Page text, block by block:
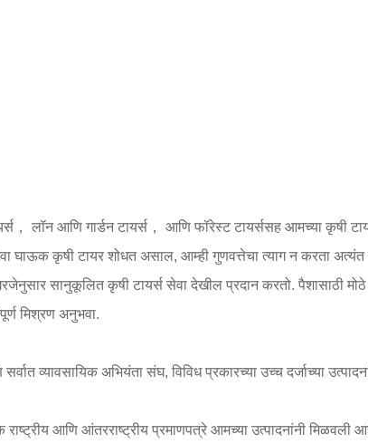
， लॉन आणि गार्डन टायर्स， आणि फॉरेस्ट टायर्ससह आमच्या कृषी
घाऊक कृषी टायर शोधत असाल, आम्ही गुणवत्तेचा त्याग न करता
सानुकूलित कृषी टायर्स सेवा देखील प्रदान करतो. पैशासाठी
मिश्रण अनुभवा.
व्यावसायिक अभियंता संघ, विविध प्रकारच्या उच्च दर्जाच्या
आणि आंतरराष्ट्रीय प्रमाणपत्रे आमच्या उत्पादनांनी